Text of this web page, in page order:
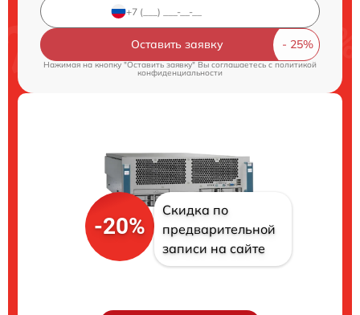
Оставить заявку
Нажимая на кнопку "Оставить заявку" Вы соглашаетесь cполитикой
конфиденциальности
-20%
Скидка по
предварительной
записи на сайте